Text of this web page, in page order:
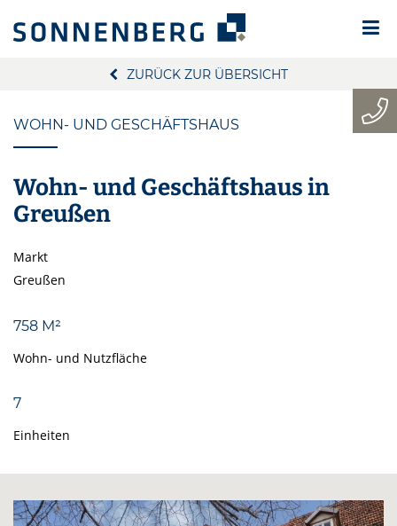
ZURÜCK ZUR ÜBERSICHT
WOHN- UND GESCHÄFTSHAUS
Wohn- und Geschäftshaus in
Greußen
Markt
Greußen
758 M²
Wohn- und Nutzfläche
7
Einheiten